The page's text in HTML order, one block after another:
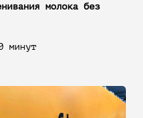
молока без
минут